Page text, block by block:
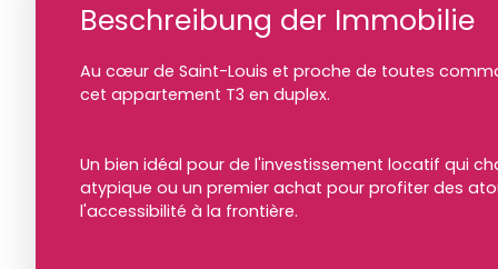
Beschreibung der Immobilie
Au cœur de Saint-Louis et proche de toutes
cet appartement T3 en duplex.
Un bien idéal pour de l'investissement locatif qui
atypique ou un premier achat pour profiter des
l'accessibilité à la frontière.